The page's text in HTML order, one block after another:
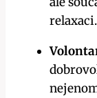
relaxaci.